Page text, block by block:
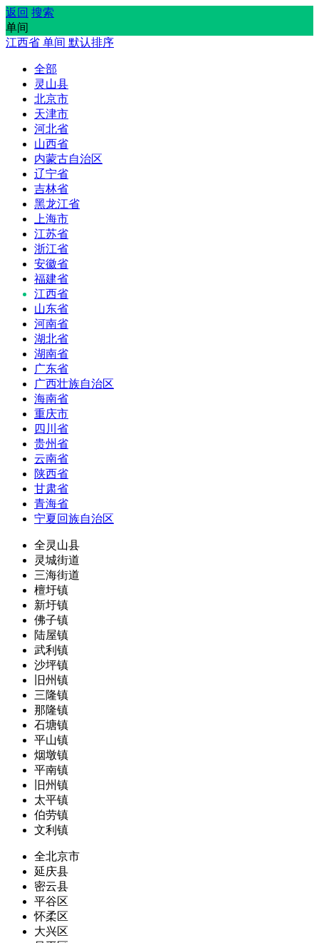
返回 搜索
单间
江西省 单间 默认排序
全部
灵山县
北京市
天津市
河北省
山西省
内蒙古自治区
辽宁省
吉林省
黑龙江省
上海市
江苏省
浙江省
安徽省
福建省
江西省
山东省
河南省
湖北省
湖南省
广东省
广西壮族自治区
海南省
重庆市
四川省
贵州省
云南省
陕西省
甘肃省
青海省
宁夏回族自治区
全灵山县
灵城街道
三海街道
檀圩镇
新圩镇
佛子镇
陆屋镇
武利镇
沙坪镇
旧州镇
三隆镇
那隆镇
石塘镇
平山镇
烟墩镇
平南镇
旧州镇
太平镇
伯劳镇
文利镇
全北京市
延庆县
密云县
平谷区
怀柔区
大兴区